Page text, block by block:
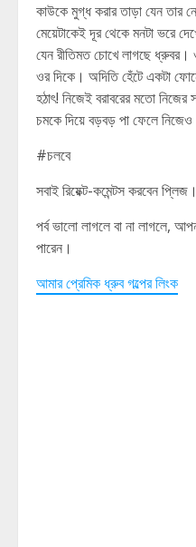
কাউকে মুগ্ধ করার তাড়া যেন
মেয়েটাকেই দূর থেকে মনটা ভরে
যেন রীতিমত চোখে লাগছে ধ্রুবর।
ওর দিকে। অদিতি হেঁটে একটা
হঠাৎ! নিজেই বরাবরের মতো নিজের
চমকে দিয়ে বড়বড় পা ফেলে
#চলবে
সবাই রিয়েক্ট-কমেন্টস করবেন প্লিজ।
পর্ব ভালো লাগলে বা না লাগলে,
পারেন।
আমার প্রেমিক ধ্রুব গল্পের লিংক